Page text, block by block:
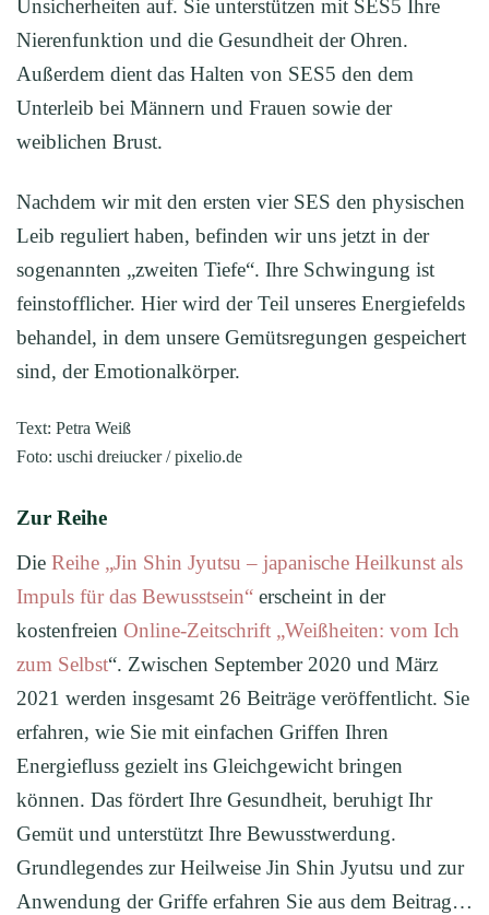
Unsicherheiten auf. Sie unterstützen mit SES5 Ihre
Nierenfunktion und die Gesundheit der Ohren.
Außerdem dient das Halten von SES5 den dem
Unterleib bei Männern und Frauen sowie der
weiblichen Brust.
Nachdem wir mit den ersten vier SES den physischen
Leib reguliert haben, befinden wir uns jetzt in der
sogenannten „zweiten Tiefe“. Ihre Schwingung ist
feinstofflicher. Hier wird der Teil unseres Energiefelds
behandel, in dem unsere Gemütsregungen gespeichert
sind, der Emotionalkörper.
Text: Petra Weiß
Foto: uschi dreiucker / pixelio.de
Zur Reihe
Die Reihe „Jin Shin Jyutsu – japanische Heilkunst als
Impuls für das Bewusstsein“ erscheint in der
kostenfreien Online-Zeitschrift „Weißheiten: vom Ich
zum Selbst“. Zwischen September 2020 und März
2021 werden insgesamt 26 Beiträge veröffentlicht. Sie
erfahren, wie Sie mit einfachen Griffen Ihren
Energiefluss gezielt ins Gleichgewicht bringen
können. Das fördert Ihre Gesundheit, beruhigt Ihr
Gemüt und unterstützt Ihre Bewusstwerdung.
Grundlegendes zur Heilweise Jin Shin Jyutsu und zur
Anwendung der Griffe erfahren Sie aus dem Beitrag…